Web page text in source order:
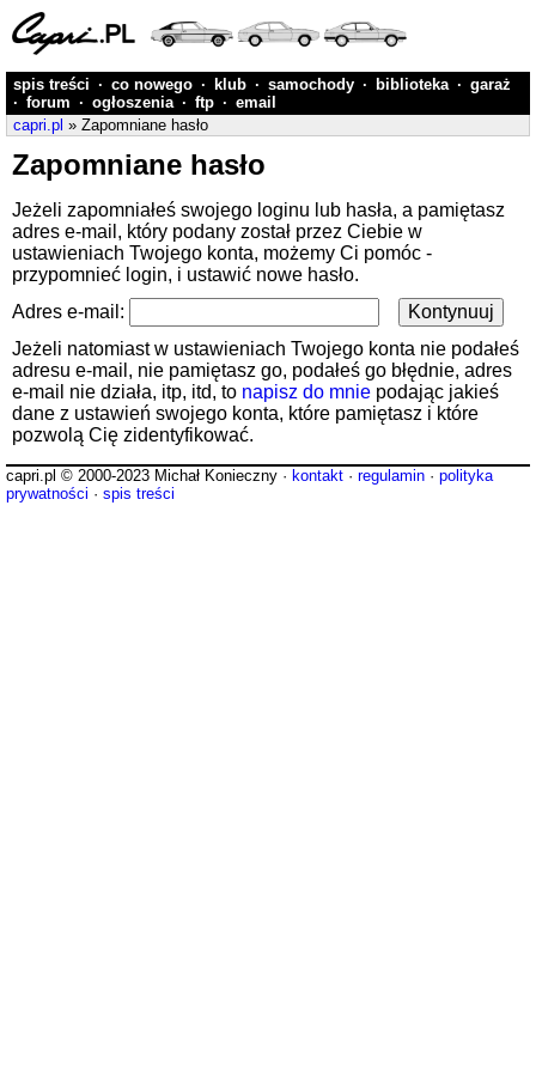
spis treści · co nowego · klub · samochody · biblioteka · garaż
· forum · ogłoszenia · ftp · email
capri.pl » Zapomniane hasło
Zapomniane hasło
Jeżeli zapomniałeś swojego loginu lub hasła, a pamiętasz
adres e-mail, który podany został przez Ciebie w
ustawieniach Twojego konta, możemy Ci pomóc -
przypomnieć login, i ustawić nowe hasło.
Adres e-mail:
Jeżeli natomiast w ustawieniach Twojego konta nie podałeś
adresu e-mail, nie pamiętasz go, podałeś go błędnie, adres
e-mail nie działa, itp, itd, to napisz do mnie podając jakieś
dane z ustawień swojego konta, które pamiętasz i które
pozwolą Cię zidentyfikować.
capri.pl © 2000-2023 Michał Konieczny · kontakt · regulamin · polityka
prywatności · spis treści